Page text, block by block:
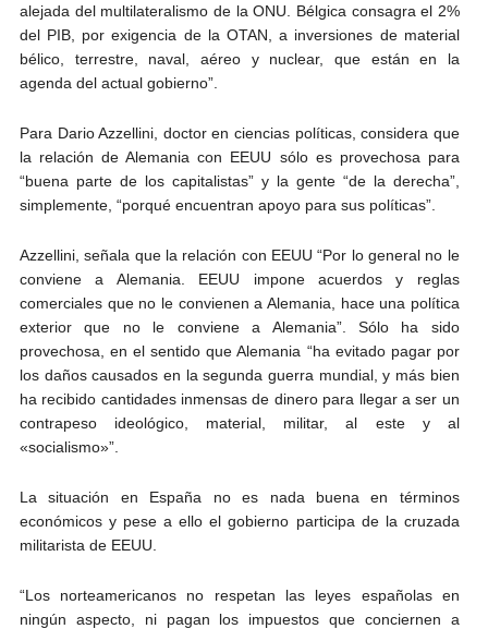
alejada del multilateralismo de la ONU. Bélgica consagra el 2%
del PIB, por exigencia de la OTAN, a inversiones de material
bélico, terrestre, naval, aéreo y nuclear, que están en la
agenda del actual gobierno”.
Para Dario Azzellini, doctor en ciencias políticas, considera que
la relación de Alemania con EEUU sólo es provechosa para
“buena parte de los capitalistas” y la gente “de la derecha”,
simplemente, “porqué encuentran apoyo para sus políticas”.
Azzellini, señala que la relación con EEUU “Por lo general no le
conviene a Alemania. EEUU impone acuerdos y reglas
comerciales que no le convienen a Alemania, hace una política
exterior que no le conviene a Alemania”. Sólo ha sido
provechosa, en el sentido que Alemania “ha evitado pagar por
los daños causados en la segunda guerra mundial, y más bien
ha recibido cantidades inmensas de dinero para llegar a ser un
contrapeso ideológico, material, militar, al este y al
«socialismo»”.
La situación en España no es nada buena en términos
económicos y pese a ello el gobierno participa de la cruzada
militarista de EEUU.
“Los norteamericanos no respetan las leyes españolas en
ningún aspecto, ni pagan los impuestos que conciernen a